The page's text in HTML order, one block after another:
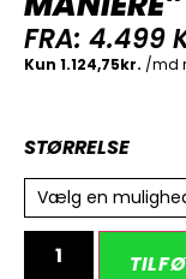
FRA: 4.499
STØRRELSE
Vælg en